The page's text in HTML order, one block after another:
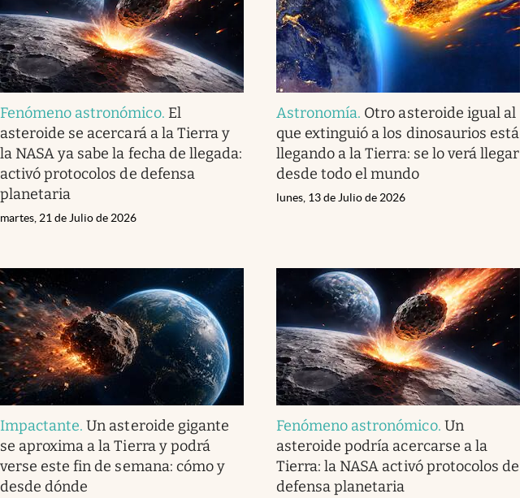
Fenómeno astronómico. El
asteroide se acercará a la Tierra y
la NASA ya sabe la fecha de llegada:
activó protocolos de defensa
planetaria
martes, 21 de Julio de 2026
Astronomía. Otro asteroide igual al
que extinguió a los dinosaurios está
llegando a la Tierra: se lo verá llegar
desde todo el mundo
lunes, 13 de Julio de 2026
Impactante.Un asteroide gigante
se aproxima a la Tierra y podrá
verse este fin de semana: cómo y
desde dónde
Fenómeno astronómico. Un
asteroide podría acercarse a la
Tierra: la NASA activó protocolos de
defensa planetaria